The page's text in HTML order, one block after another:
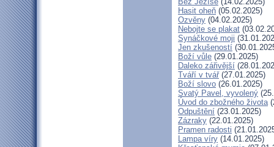
Hasit oheň (05.02.2025)
Ozvěny (04.02.2025)
Nebojte se plakat
Synáčkové moji
Jen zkušeností
Boží vůle (29.01.2025)
Daleko zářivější
Tváří v tvář(27.01.2025)
Boží slovo (26.01.2025)
Svatý Pavel, vyvolený
Úvod do zbožného života
Odpuštění (23.01.2025)
Zázraky (22.01.2025)
Pramen radosti
Lampa víry (14.01.2025)